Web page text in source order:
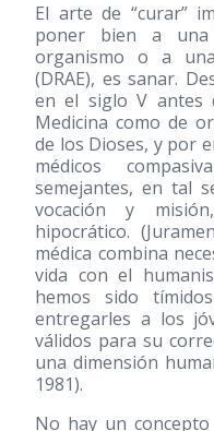
El arte de “curar”
poner bien a
organismo o a
(DRAE), es sanar.
en el siglo V antes
Medicina como de
de los Dioses, y por
médicos
semejantes, en tal
vocación y
hipocrático.
médica combina
vida con el
hemos sido
entregarles a los
válidos para su
una dimensión
1981).
No hay un